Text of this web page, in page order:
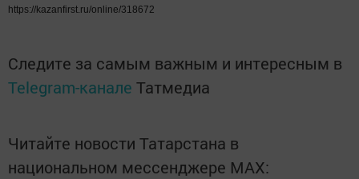
https://kazanfirst.ru/online/318672
Следите за самым важным и интересным в
Telegram-канале Татмедиа
Читайте новости Татарстана в
национальном мессенджере MАХ: